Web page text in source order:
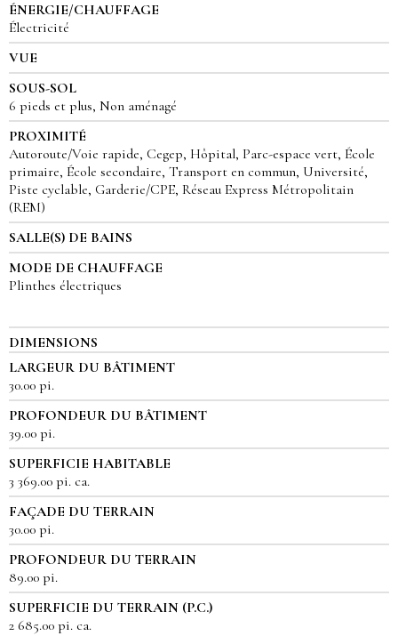
ÉNERGIE/CHAUFFAGE
Électricité
VUE
SOUS-SOL
6 pieds et plus, Non aménagé
PROXIMITÉ
Autoroute/Voie rapide, Cegep, Hôpital, Parc-espace vert, École
primaire, École secondaire, Transport en commun, Université,
Piste cyclable, Garderie/CPE, Réseau Express Métropolitain
(REM)
SALLE(S) DE BAINS
MODE DE CHAUFFAGE
Plinthes électriques
DIMENSIONS
LARGEUR DU BÂTIMENT
30.00 pi.
PROFONDEUR DU BÂTIMENT
39.00 pi.
SUPERFICIE HABITABLE
3 369.00 pi. ca.
FAÇADE DU TERRAIN
30.00 pi.
PROFONDEUR DU TERRAIN
89.00 pi.
SUPERFICIE DU TERRAIN (P.C.)
2 685.00 pi. ca.